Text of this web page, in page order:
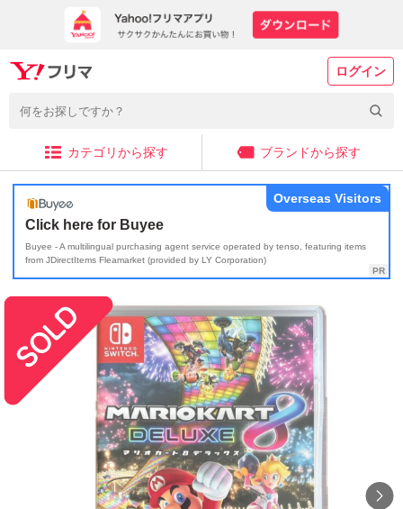
ログイン
カテゴリから探す ブランドから探す
Click here for Buyee
Buyee - A multilingual purchasing agent service operated by tenso, featuring items
from JDirectItems Fleamarket (provided by LY Corporation)
Overseas Visitors